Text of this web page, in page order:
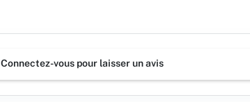
Connectez-vous pour laisser un avis